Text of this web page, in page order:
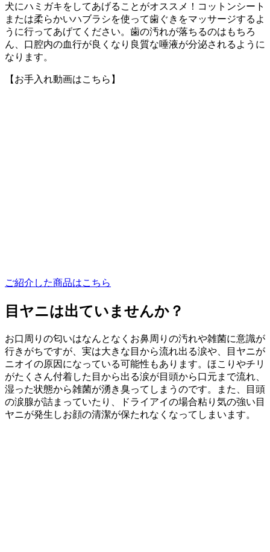
犬にハミガキをしてあげることがオススメ！コットンシート
または柔らかいハブラシを使って歯ぐきをマッサージするよ
うに行ってあげてください。歯の汚れが落ちるのはもちろ
ん、口腔内の血行が良くなり良質な唾液が分泌されるように
なります。
【お手入れ動画はこちら】
ご紹介した商品はこちら
目ヤニは出ていませんか？
お口周りの匂いはなんとなくお鼻周りの汚れや雑菌に意識が
行きがちですが、実は大きな目から流れ出る涙や、目ヤニが
ニオイの原因になっている可能性もあります。ほこりやチリ
がたくさん付着した目から出る涙が目頭から口元まで流れ、
湿った状態から雑菌が湧き臭ってしまうのです。また、目頭
の涙腺が詰まっていたり、ドライアイの場合粘り気の強い目
ヤニが発生しお顔の清潔が保たれなくなってしまいます。